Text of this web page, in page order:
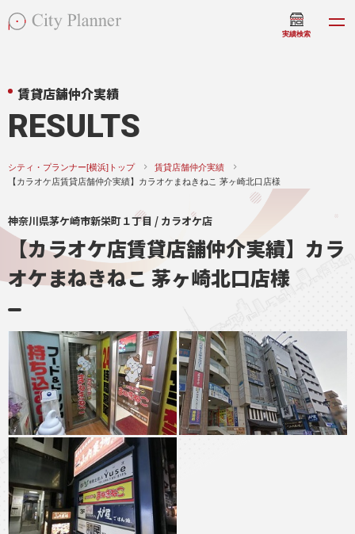
実績検索
賃貸店舗仲介実績
RESULTS
シティ・プランナー[横浜]トップ
賃貸店舗仲介実績
【カラオケ店賃貸店舗仲介実績】カラオケまねきねこ 茅ヶ崎北口店様
神奈川県茅ケ崎市新栄町１丁目 / カラオケ店
【カラオケ店賃貸店舗仲介実績】カラ
オケまねきねこ 茅ヶ崎北口店様